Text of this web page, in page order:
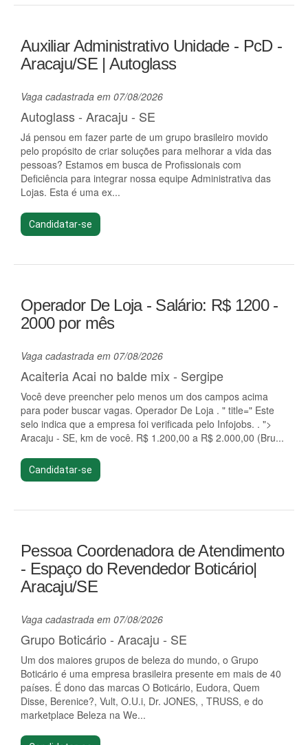
Auxiliar Administrativo Unidade - PcD -
Aracaju/SE | Autoglass
Vaga cadastrada em 07/08/2026
Autoglass - Aracaju - SE
Já pensou em fazer parte de um grupo brasileiro movido
pelo propósito de criar soluções para melhorar a vida das
pessoas? Estamos em busca de Profissionais com
Deficiência para integrar nossa equipe Administrativa das
Lojas. Esta é uma ex...
Candidatar-se
Operador De Loja - Salário: R$ 1200 -
2000 por mês
Vaga cadastrada em 07/08/2026
Acaiteria Acai no balde mix - Sergipe
Você deve preencher pelo menos um dos campos acima
para poder buscar vagas. Operador De Loja . " title=" Este
selo indica que a empresa foi verificada pelo Infojobs. . ">
Aracaju - SE, km de você. R$ 1.200,00 a R$ 2.000,00 (Bru...
Candidatar-se
Pessoa Coordenadora de Atendimento
- Espaço do Revendedor Boticário|
Aracaju/SE
Vaga cadastrada em 07/08/2026
Grupo Boticário - Aracaju - SE
Um dos maiores grupos de beleza do mundo, o Grupo
Boticário é uma empresa brasileira presente em mais de 40
países. É dono das marcas O Boticário, Eudora, Quem
Disse, Berenice?, Vult, O.U.i, Dr. JONES, , TRUSS, e do
marketplace Beleza na We...